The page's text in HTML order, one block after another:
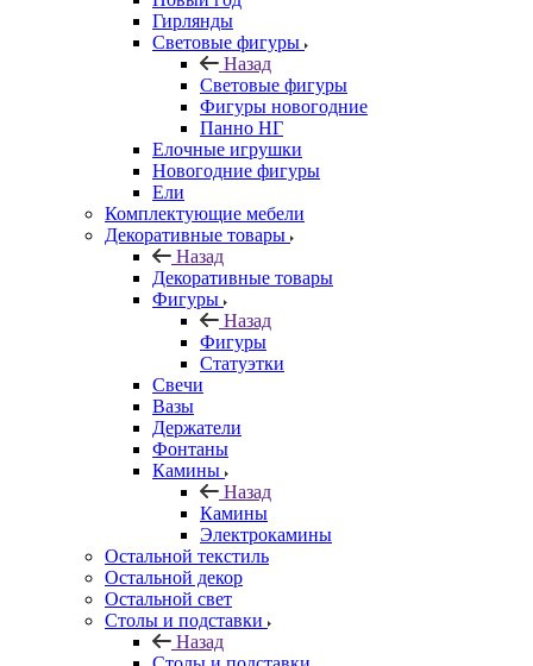
Гирлянды
Световые фигуры
Назад
Световые фигуры
Фигуры новогодние
Панно НГ
Елочные игрушки
Новогодние фигуры
Ели
Комплектующие мебели
Декоративные товары
Назад
Декоративные товары
Фигуры
Назад
Фигуры
Статуэтки
Свечи
Вазы
Держатели
Фонтаны
Камины
Назад
Камины
Электрокамины
Остальной текстиль
Остальной декор
Остальной свет
Столы и подставки
Назад